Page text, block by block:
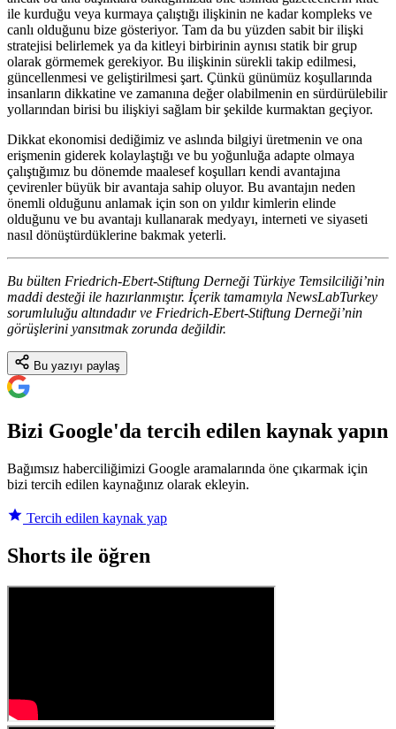
ile kurduğu veya kurmaya çalıştığı ilişkinin ne kadar kompleks ve
canlı olduğunu bize gösteriyor. Tam da bu yüzden sabit bir ilişki
stratejisi belirlemek ya da kitleyi birbirinin aynısı statik bir grup
olarak görmemek gerekiyor. Bu ilişkinin sürekli takip edilmesi,
güncellenmesi ve geliştirilmesi şart. Çünkü günümüz koşullarında
insanların dikkatine ve zamanına değer olabilmenin en sürdürülebilir
yollarından birisi bu ilişkiyi sağlam bir şekilde kurmaktan geçiyor.
Dikkat ekonomisi dediğimiz ve aslında bilgiyi üretmenin ve ona
erişmenin giderek kolaylaştığı ve bu yoğunluğa adapte olmaya
çalıştığımız bu dönemde maalesef koşulları kendi avantajına
çevirenler büyük bir avantaja sahip oluyor. Bu avantajın neden
önemli olduğunu anlamak için son on yıldır kimlerin elinde
olduğunu ve bu avantajı kullanarak medyayı, interneti ve siyaseti
nasıl dönüştürdüklerine bakmak yeterli.
Bu bülten Friedrich-Ebert-Stiftung Derneği Türkiye Temsilciliği’nin
maddi desteği ile hazırlanmıştır. İçerik tamamıyla NewsLabTurkey
sorumluluğu altındadır ve Friedrich-Ebert-Stiftung Derneği’nin
görüşlerini yansıtmak zorunda değildir.
Bu yazıyı paylaş
Bizi Google'da tercih edilen kaynak yapın
Bağımsız haberciliğimizi Google aramalarında öne çıkarmak için
bizi tercih edilen kaynağınız olarak ekleyin.
Tercih edilen kaynak yap
Shorts ile öğren